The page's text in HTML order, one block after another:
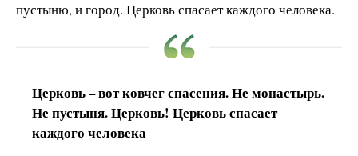
пустыню, и город. Церковь спасает каждого человека.
Церковь – вот ковчег спасения. Не монастырь.
Не пустыня. Церковь! Церковь спасает
каждого человека